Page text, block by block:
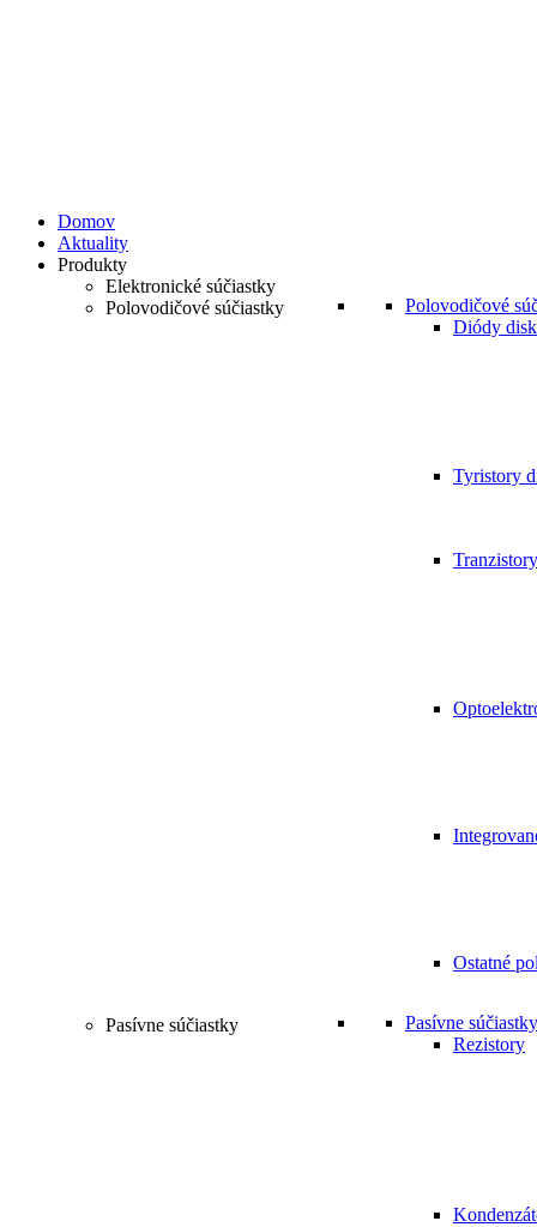
Domov
Aktuality
Produkty
Elektronické súčiastky
Polovodičové súčiastky
Polovodičové
Diódy
Tyristory
Ostatné
Pasívne súčiastky
Pasívne súčiastky
Rezistory